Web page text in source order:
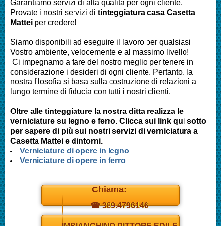
Garantiamo servizi di alta qualità per ogni cliente.
Provate i nostri servizi di tinteggiatura casa Casetta
Mattei per credere!
Siamo disponibili ad eseguire il lavoro per qualsiasi
Vostro ambiente, velocemente e al massimo livello!
Ci impegnamo a fare del nostro meglio per tenere in
considerazione i desideri di ogni cliente. Pertanto, la
nostra filosofia si basa sulla costruzione di relazioni a
lungo termine di fiducia con tutti i nostri clienti.
Oltre alle tinteggiature la nostra ditta realizza le
verniciature su legno e ferro. Clicca sui link qui sotto
per sapere di più sui nostri servizi di verniciatura a
Casetta Mattei e dintorni.
Verniciature di opere in legno
Verniciature di opere in ferro
Chiama:
☎ 389.4796146
Daniel